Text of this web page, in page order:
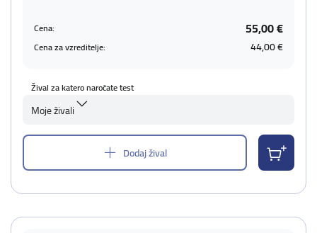
Cena: 55,00 €
Cena za vzreditelje: 44,00 €
Žival za katero naročate test
Moje živali
Dodaj žival